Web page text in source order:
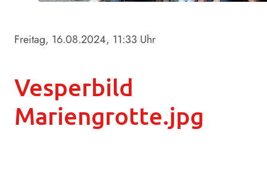
Freitag, 16.08.2024, 11:33 Uhr
Vesperbild
Mariengrotte.jpg